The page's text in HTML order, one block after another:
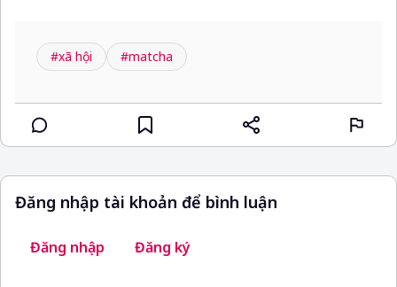
#xã hội #matcha
Đăng nhập tài khoản để bình luận
Đăng nhập Đăng ký